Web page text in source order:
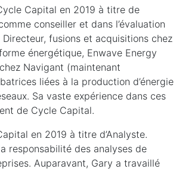
Capital en 2019 à titre de
conseiller et dans l’évaluation
fusions et acquisitions chez
énergétique, Enwave Energy
Navigant (maintenant
liées à la production d’énergie
Sa vaste expérience dans ces
de Cycle Capital.
en 2019 à titre d’Analyste.
responsabilité des analyses de
Auparavant, Gary a travaillé